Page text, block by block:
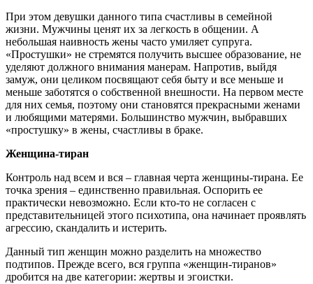
При этом девушки данного типа счастливы в семейной
жизни. Мужчины ценят их за легкость в общении. А
небольшая наивность жены часто умиляет супруга.
«Простушки» не стремятся получить высшее образование, не
уделяют должного внимания манерам. Напротив, выйдя
замуж, они целиком посвящают себя быту и все меньше и
меньше заботятся о собственной внешности. На первом месте
для них семья, поэтому они становятся прекрасными женами
и любящими матерями. Большинство мужчин, выбравших
«простушку» в жены, счастливы в браке.
Женщина-тиран
Контроль над всем и вся – главная черта женщины-тирана. Ее
точка зрения – единственно правильная. Оспорить ее
практически невозможно. Если кто-то не согласен с
представительницей этого психотипа, она начинает проявлять
агрессию, скандалить и истерить.
Данный тип женщин можно разделить на множество
подтипов. Прежде всего, вся группа «женщин-тиранов»
дробится на две категории: жертвы и эгоистки.